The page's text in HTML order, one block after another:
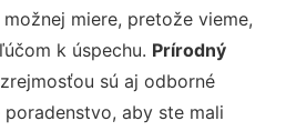
miere, pretože vieme,
k úspechu. Prírodný
sú aj odborné
aby ste mali